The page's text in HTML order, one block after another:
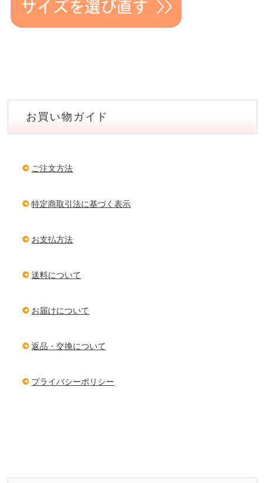
お買い物ガイド
ご注文方法
特定商取引法に基づく表示
お支払方法
送料について
お届けについて
返品・交換について
プライバシーポリシー